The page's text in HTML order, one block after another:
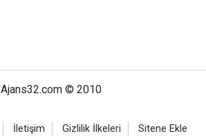
Ajans32.com © 2010
İletişim Gizlilik İlkeleri Sitene Ekle